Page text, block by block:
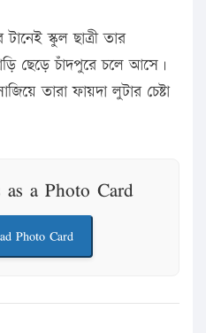
স্কুল ছাত্রী তার
ছেড়ে চাঁদপুরে চলে আসে।
তারা ফায়দা লুটার চেষ্টা
as a Photo Card
Photo Card